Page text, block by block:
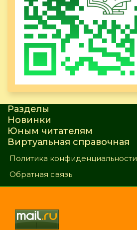
Разделы
Новинки
Юным читателям
Виртуальная справочная
Политика конфиденциальности
Обратная связь